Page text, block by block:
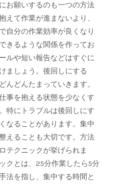
お願いするのも一つの方法
えて作業が進まないより、
自分の作業効率が良くなり
きるような関係を作ってお
ルや短い報告などはすぐに
ましょう。後回しにする
んどんたまっていきます。
事を抱える状態を少なくす
特にトラブルは後回しにす
なることがあります。集中
えることも大切です。方法
テクニックが挙げられま
クとは、25分作業したら5分
法を指し、集中する時間と